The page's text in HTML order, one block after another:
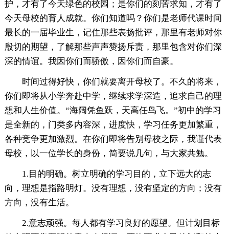
护，才有了今天绿色的校园；是你们的刻苦求知，才有了
今天母校的育人成就。你们知道吗？你们是老师代课时间
最长的一届毕业生，记住那些表扬批评，那里有老师对你
殷切的期望，了解那些声声赞扬斥责，那里包含对你们深
深的情谊。我因你们而骄傲，因你们而自豪。
时间过得好快，你们就要离开母校了。不久的将来，
你们即将从小学奔赴中学，继续求学深造，追求自己的理
想和人生价值。“海阔凭鱼跃，天高任鸟飞。”初中的学习
是全新的，门类多内容深，进度快，学习任务更加繁重，
各种竞争更加激烈。在你们即将告别母校之际，我谨代表
母校，以一位学长的身份，简要说几句，与大家共勉。
1.目的明确。树立明确的学习目的，立下远大的志
向，理想是指路明灯。没有理想，没有坚定的方向；没有
方向，没有生活。
2.意志顽强。每人都有学习良好的愿望。但计划目标